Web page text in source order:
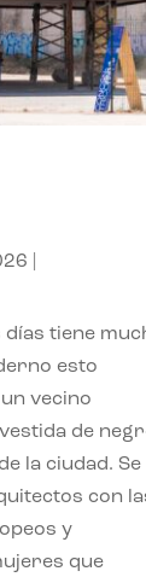
tiene
esto
vecino
de
la ciudad. Se
con
y
que